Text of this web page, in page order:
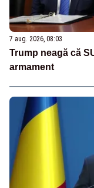
7 aug. 2026, 08:03
Trump neagă că
armament